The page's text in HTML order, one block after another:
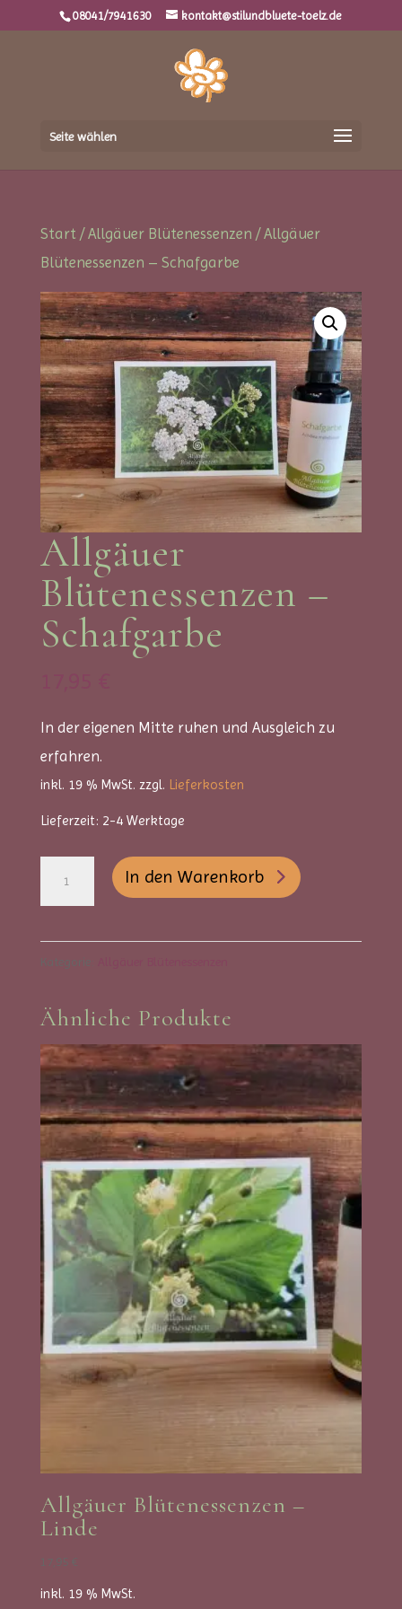
08041/7941630 kontakt@stilundbluete-toelz.de
Seite wählen
Start /Allgäuer Blütenessenzen / Allgäuer
Blütenessenzen – Schafgarbe
Allgäuer
Blütenessenzen –
Schafgarbe
In der eigenen Mitte ruhen und Ausgleich zu
erfahren.
inkl. 19 % MwSt. zzgl. Lieferkosten
Lieferzeit: 2-4 Werktage
Blütenessenzen
Schafgarbe
In den Warenkorb
A
a
t
v
e
:
Kategorie:
Ähnliche Produkte
Allgäuer Blütenessenzen –
Linde
17,95 €
inkl. 19 % MwSt.